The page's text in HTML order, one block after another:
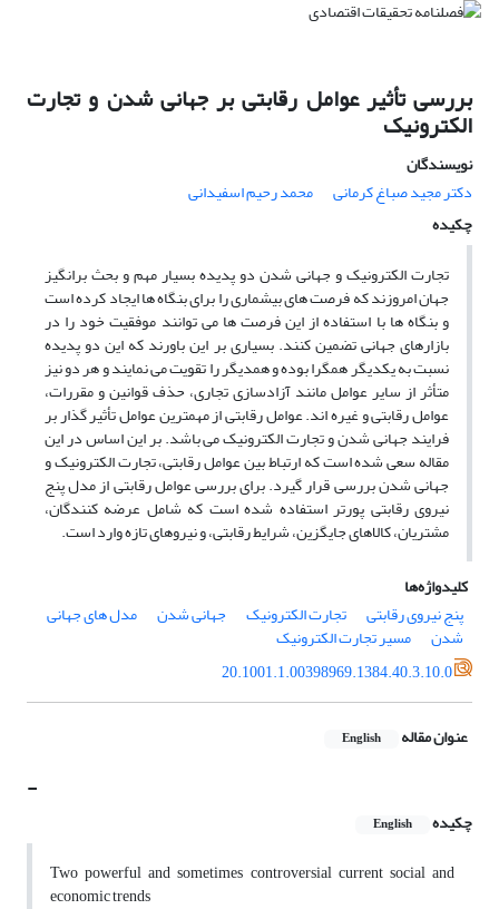
بررسی تأثیر عوامل رقابتی بر جهانی شدن و تجارت
الکترونیک
نویسندگان
دکتر مجید صباغ کرمانی
محمد رحیم اسفیدانی
چکیده
تجارت الکترونیک و جهانی شدن دو پدیده بسیار مهم و بحث برانگیز
جهان امروزند که فرصت های بیشماری را برای بنگاه ها ایجاد کرده است
و بنگاه ها با استفاده از این فرصت ها می توانند موفقیت خود را در
بازارهای جهانی تضمین کنند. بسیاری بر این باورند که این دو پدیده
نسبت به یکدیگر همگرا بوده و همدیگر را تقویت می نمایند و هر دو نیز
متأثر از سایر عوامل مانند آزادسازی تجاری، حذف قوانین و مقررات،
عوامل رقابتی و غیره اند. عوامل رقابتی از مهمترین عوامل تأثیر گذار بر
فرایند جهانی شدن و تجارت الکترونیک می باشد. بر این اساس در این
مقاله سعی شده است که ارتباط بین عوامل رقابتی، تجارت الکترونیک و
جهانی شدن بررسی قرار گیرد. برای بررسی عوامل رقابتی از مدل پنج
نیروی رقابتی پورتر استفاده شده است که شامل عرضه کنندگان،
مشتریان، کالاهای جایگزین، شرایط رقابتی، و نیروهای تازه وارد است.
کلیدواژه‌ها
پنج نیروی رقابتی
تجارت الکترونیک جهانی شدن مدل های جهانی
شدن
مسیر تجارت الکترونیک
20.1001.1.00398969.1384.40.3.10.0
عنوان مقاله English
-
چکیده English
Two powerful and sometimes controversial current social and
economic trends